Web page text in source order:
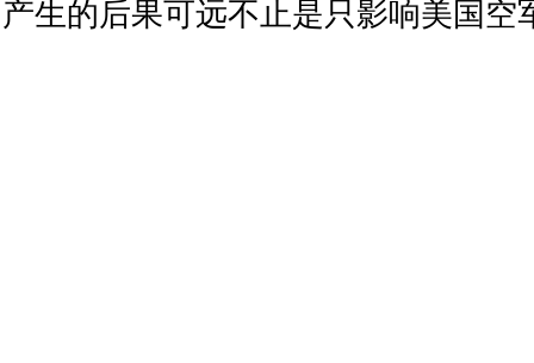
产生的后果可远不止是只影响美国空